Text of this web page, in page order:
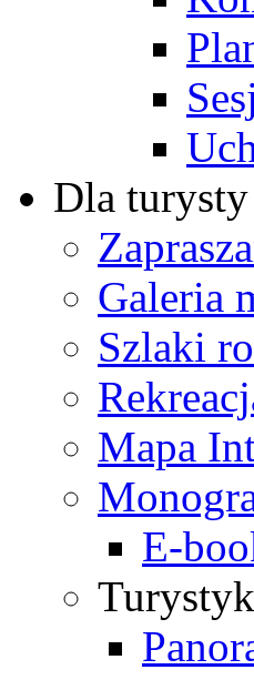
Dla turysty
Galeria
Szlaki
Mapa
E-